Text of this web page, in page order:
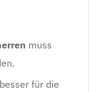
muss
für die